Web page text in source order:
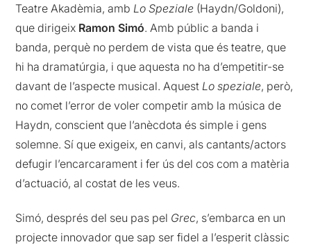
Teatre Akadèmia, amb Lo Speziale (Haydn/Goldoni),
que dirigeix Ramon Simó. Amb públic a banda i
banda, perquè no perdem de vista que és teatre, que
hi ha dramatúrgia, i que aquesta no ha d’empetitir-se
davant de l’aspecte musical. Aquest Lo speziale, però,
no comet l’error de voler competir amb la música de
Haydn, conscient que l’anècdota és simple i gens
solemne. Sí que exigeix, en canvi, als cantants/actors
defugir l’encarcarament i fer ús del cos com a matèria
d’actuació, al costat de les veus.
Simó, després del seu pas pel Grec, s’embarca en un
projecte innovador que sap ser fidel a l’esperit clàssic